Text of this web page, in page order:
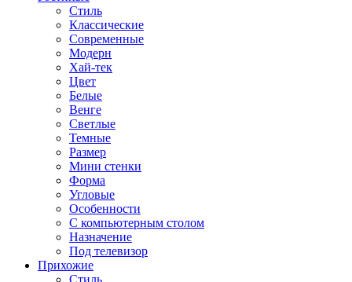
Стиль
Классические
Современные
Модерн
Хай-тек
Цвет
Белые
Венге
Светлые
Темные
Размер
Мини стенки
Форма
Угловые
Особенности
С компьютерным столом
Назначение
Под телевизор
Прихожие
Стиль